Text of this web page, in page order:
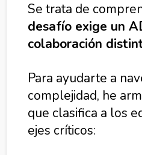
Se trata de
desafío exige un
colaboración
Para ayudarte a
complejidad, he
que clasifica a los
ejes críticos: